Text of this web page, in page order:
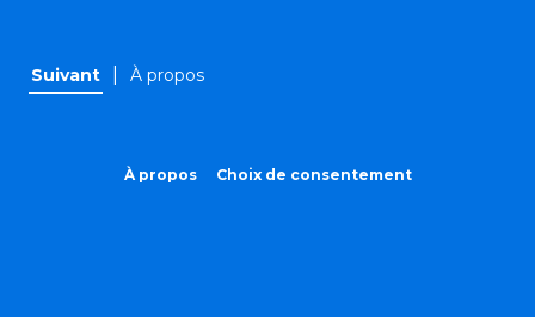
Suivant À propos
À propos Choix de consentement